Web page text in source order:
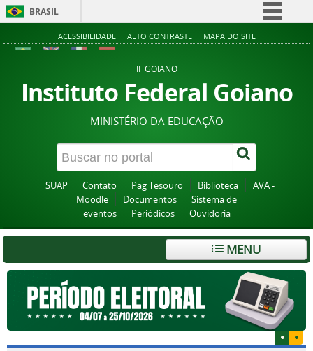
BRASIL
Simplifique!
Acesso à informação
Legislação
Canais
ACESSIBILIDADE ALTO CONTRASTE MAPA DO SITE
IF GOIANO
Instituto Federal Goiano
MINISTÉRIO DA EDUCAÇÃO
SUAP Contato Pag Tesouro Biblioteca
AVA -
Moodle
Documentos
Sistema de
eventos
Periódicos Ouvidoria
MENU